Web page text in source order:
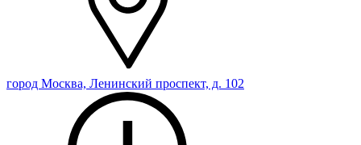
город Москва, Ленинский проспект, д. 102